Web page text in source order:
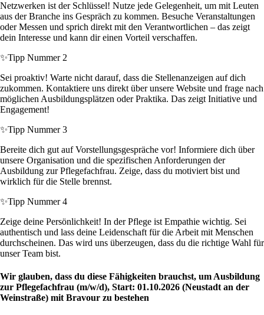
Netzwerken ist der Schlüssel! Nutze jede Gelegenheit, um mit Leuten
aus der Branche ins Gespräch zu kommen. Besuche Veranstaltungen
oder Messen und sprich direkt mit den Verantwortlichen – das zeigt
dein Interesse und kann dir einen Vorteil verschaffen.
✨Tipp Nummer 2
Sei proaktiv! Warte nicht darauf, dass die Stellenanzeigen auf dich
zukommen. Kontaktiere uns direkt über unsere Website und frage nach
möglichen Ausbildungsplätzen oder Praktika. Das zeigt Initiative und
Engagement!
✨Tipp Nummer 3
Bereite dich gut auf Vorstellungsgespräche vor! Informiere dich über
unsere Organisation und die spezifischen Anforderungen der
Ausbildung zur Pflegefachfrau. Zeige, dass du motiviert bist und
wirklich für die Stelle brennst.
✨Tipp Nummer 4
Zeige deine Persönlichkeit! In der Pflege ist Empathie wichtig. Sei
authentisch und lass deine Leidenschaft für die Arbeit mit Menschen
durchscheinen. Das wird uns überzeugen, dass du die richtige Wahl für
unser Team bist.
Wir glauben, dass du diese Fähigkeiten brauchst, um Ausbildung
zur Pflegefachfrau (m/w/d), Start: 01.10.2026 (Neustadt an der
Weinstraße) mit Bravour zu bestehen